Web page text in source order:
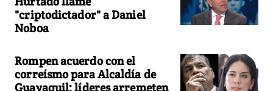
"criptodictador" a Daniel
Noboa
Rompen acuerdo con el
correísmo para Alcaldía de
Guayaquil: líderes arremeten